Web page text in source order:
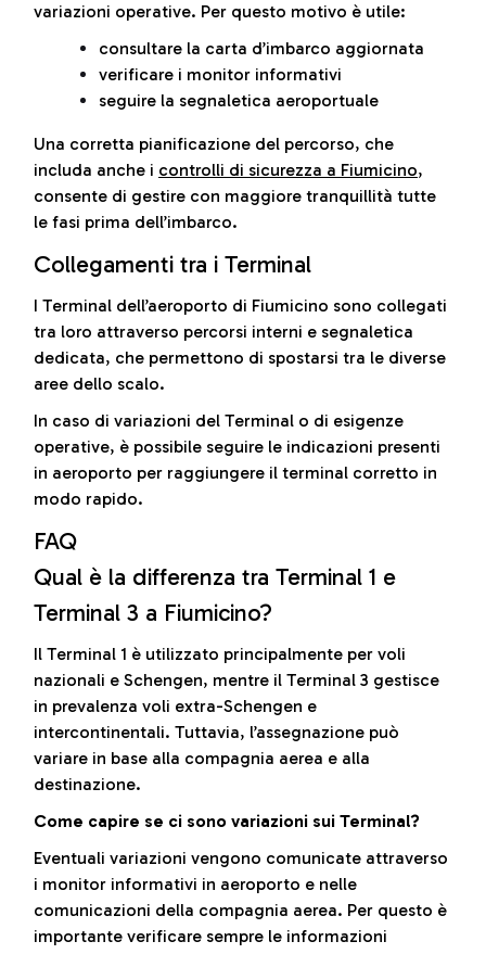
variazioni operative. Per questo motivo è utile:
consultare la carta d’imbarco aggiornata
verificare i monitor informativi
seguire la segnaletica aeroportuale
Una corretta pianificazione del percorso, che
includa anche i controlli di sicurezza a Fiumicino,
consente di gestire con maggiore tranquillità tutte
le fasi prima dell’imbarco.
Collegamenti tra i Terminal
I Terminal dell’aeroporto di Fiumicino sono collegati
tra loro attraverso percorsi interni e segnaletica
dedicata, che permettono di spostarsi tra le diverse
aree dello scalo.
In caso di variazioni del Terminal o di esigenze
operative, è possibile seguire le indicazioni presenti
in aeroporto per raggiungere il terminal corretto in
modo rapido.
FAQ
Qual è la differenza tra Terminal 1 e
Terminal 3 a Fiumicino?
Il Terminal 1 è utilizzato principalmente per voli
nazionali e Schengen, mentre il Terminal 3 gestisce
in prevalenza voli extra-Schengen e
intercontinentali. Tuttavia, l’assegnazione può
variare in base alla compagnia aerea e alla
destinazione.
Come capire se ci sono variazioni sui Terminal?
Eventuali variazioni vengono comunicate attraverso
i monitor informativi in aeroporto e nelle
comunicazioni della compagnia aerea. Per questo è
importante verificare sempre le informazioni